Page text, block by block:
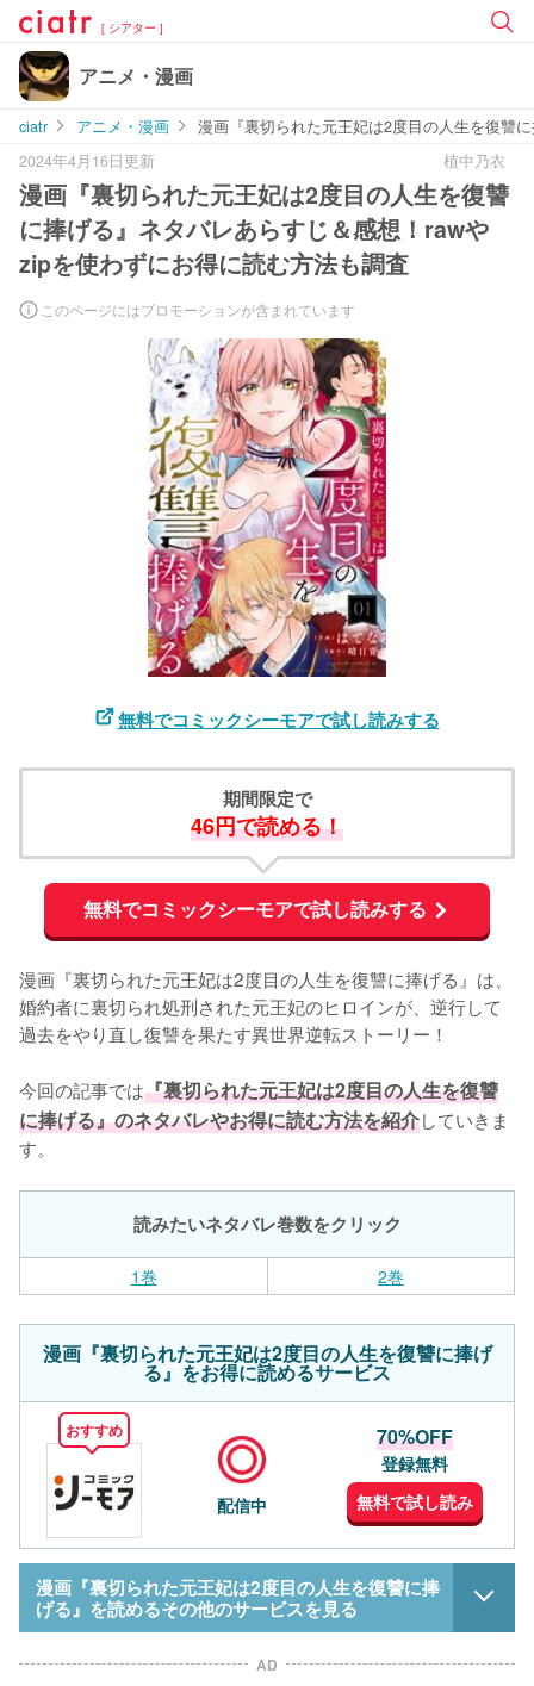
[ シアター ]
アニメ・漫画
ciatr アニメ・漫画
漫画『裏切られた元王妃は2度目の人生を復讐
2024年4月16日更新
植中乃衣
漫画『裏切られた元王妃は2度目の人生を復讐
に捧げる』ネタバレあらすじ＆感想！rawや
zipを使わずにお得に読む方法も調査
このページにはプロモーションが含まれています
無料でコミックシーモアで試し読みする
期間限定で
46円で読める！
無料でコミックシーモアで試し読みする
漫画『裏切られた元王妃は2度目の人生を復讐に捧げる』は、
婚約者に裏切られ処刑された元王妃のヒロインが、逆行して
過去をやり直し復讐を果たす異世界逆転ストーリー！
今回の記事では『裏切られた元王妃は2度目の人生を復讐
に捧げる』のネタバレやお得に読む方法を紹介していきま
す。
読みたいネタバレ巻数をクリック
1巻 2巻
漫画『裏切られた元王妃は2度目の人生を復讐に捧げ
る』をお得に読めるサービス
おすすめ
配信中
70%OFF
登録無料
無料で試し読み
漫画『裏切られた元王妃は2度目の人生を復讐に捧
げる』を読めるその他のサービスを見る
AD